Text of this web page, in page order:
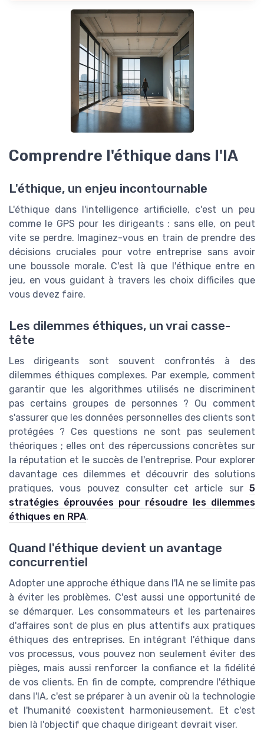
Comprendre l'éthique dans l'IA
L'éthique, un enjeu incontournable
L'éthique dans l'intelligence artificielle, c'est un peu
comme le GPS pour les dirigeants : sans elle, on peut
vite se perdre. Imaginez-vous en train de prendre des
décisions cruciales pour votre entreprise sans avoir
une boussole morale. C'est là que l'éthique entre en
jeu, en vous guidant à travers les choix difficiles que
vous devez faire.
Les dilemmes éthiques, un vrai casse-
tête
Les dirigeants sont souvent confrontés à des
dilemmes éthiques complexes. Par exemple, comment
garantir que les algorithmes utilisés ne discriminent
pas certains groupes de personnes ? Ou comment
s'assurer que les données personnelles des clients sont
protégées ? Ces questions ne sont pas seulement
théoriques ; elles ont des répercussions concrètes sur
la réputation et le succès de l'entreprise. Pour explorer
davantage ces dilemmes et découvrir des solutions
pratiques, vous pouvez consulter cet article sur 5
stratégies éprouvées pour résoudre les dilemmes
éthiques en RPA.
Quand l'éthique devient un avantage
concurrentiel
Adopter une approche éthique dans l'IA ne se limite pas
à éviter les problèmes. C'est aussi une opportunité de
se démarquer. Les consommateurs et les partenaires
d'affaires sont de plus en plus attentifs aux pratiques
éthiques des entreprises. En intégrant l'éthique dans
vos processus, vous pouvez non seulement éviter des
pièges, mais aussi renforcer la confiance et la fidélité
de vos clients. En fin de compte, comprendre l'éthique
dans l'IA, c'est se préparer à un avenir où la technologie
et l'humanité coexistent harmonieusement. Et c'est
bien là l'objectif que chaque dirigeant devrait viser.